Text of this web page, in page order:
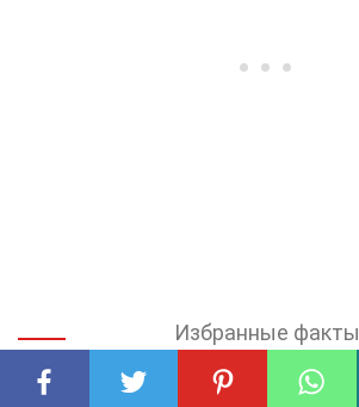
Избранные факты
НАУКА О ЗДОРОВЬЕ
29 Факты О Аритмия